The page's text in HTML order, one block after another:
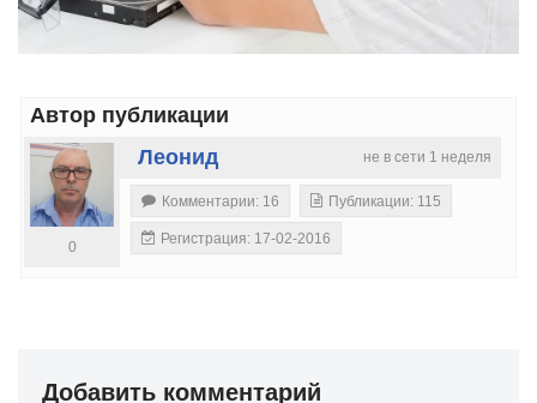
Автор публикации
не в сети 1 неделя
Леонид
0
Комментарии: 16 Публикации: 115
Регистрация: 17-02-2016
Добавить комментарий